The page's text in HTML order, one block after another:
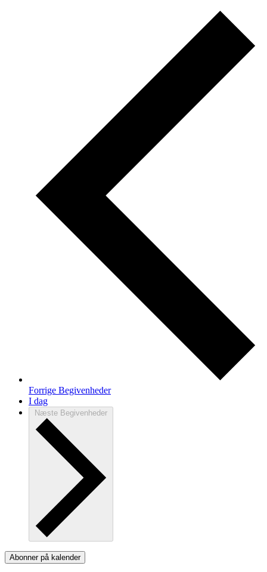
Forrige Begivenheder
I dag
Næste Begivenheder
Abonner på kalender